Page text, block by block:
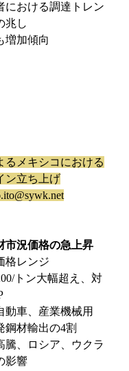
における調達トレン
兆し
増加傾向
るメキシコにおける
ン立ち上げ
市況価格の急上昇
格レンジ
トン大幅超え、対
動車、産業機械用
鋼材輸出の4割
騰、ロシア、ウクラ
影響